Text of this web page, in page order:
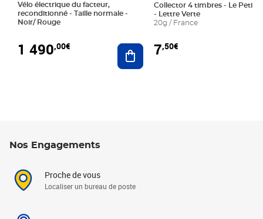
Vélo électrique du facteur,
reconditionné - Taille normale -
Noir/ Rouge
1 490,00€ Ajouter au panier
Collector 4 timbres - Le Petit
- Lettre Verte
20g / France
7,50€
Nos Engagements
Proche de vous
Localiser un bureau de poste